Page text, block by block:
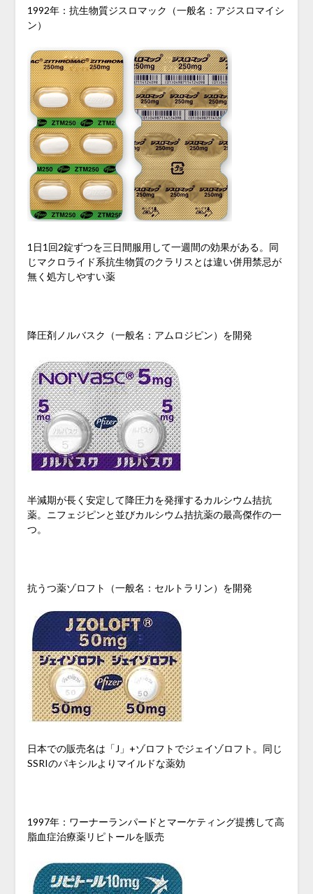
1992年：抗生物質ジスロマック（一般名：アジスロマイシ
ン）
1日1回2錠ずつを三日間服用して一週間の効果がある。同
じマクロライド系抗生物質のクラリスとは違い併用禁忌が
無く処方しやすい薬
降圧剤ノルバスク（一般名：アムロジピン）を開発
半減期が長く安定して降圧力を発揮するカルシウム拮抗
薬。ニフェジピンと並びカルシウム拮抗薬の最高傑作の一
つ。
抗うつ薬ゾロフト（一般名：セルトラリン）を開発
日本での販売名は「J」+ゾロフトでジェイゾロフト。同じ
SSRIのパキシルよりマイルドな薬効
1997年：ワーナーランパードとマーケティング提携して高
脂血症治療薬リピトールを販売